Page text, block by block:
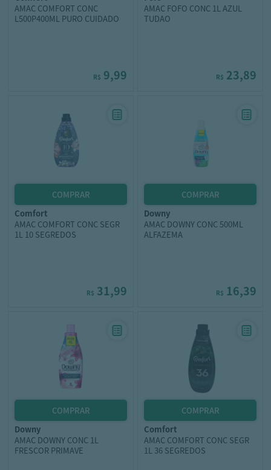
AMAC COMFORT CONC
L500P400ML PURO CUIDADO
R$ 9,99
AMAC FOFO CONC 1L AZUL
TUDAO
R$ 23,89
comfort
AMAC COMFORT CONC SEGR
1L 10 SEGREDOS
R$ 31,99
downy
AMAC DOWNY CONC 500ML
ALFAZEMA
R$ 16,39
downy
AMAC DOWNY CONC 1L
FRESCOR PRIMAVE
comfort
AMAC COMFORT CONC SEGR
1L 36 SEGREDOS